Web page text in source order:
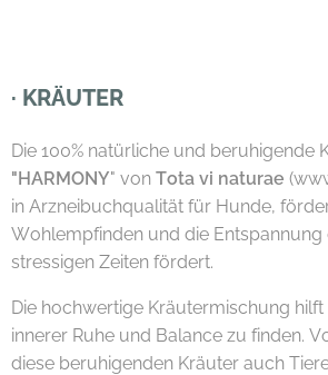
· KRÄUTER
Die 100% natürliche und beruhigende
"HARMONY" von Tota vi naturae
in Arzneibuchqualität für Hunde,
Wohlempfinden und die Entspannung
stressigen Zeiten fördert.
Die hochwertige Kräutermischung
innerer Ruhe und Balance zu finden.
diese beruhigenden Kräuter auch